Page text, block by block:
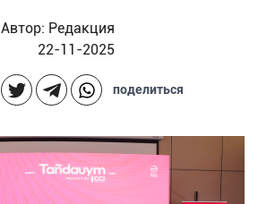
поделиться
Автор: Редакция
22-11-2025